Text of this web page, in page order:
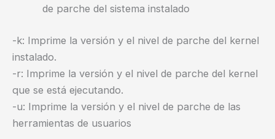
de parche del sistema instalado
-k: Imprime la versión y el nivel de parche del kernel
instalado.
-r: Imprime la versión y el nivel de parche del kernel
que se está ejecutando.
-u: Imprime la versión y el nivel de parche de las
herramientas de usuarios